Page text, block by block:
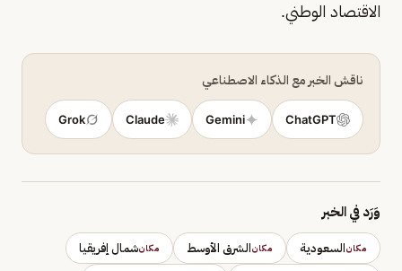
الاقتصاد الوطني.
ناقش الخبر مع الذكاء الاصطناعي
ChatGPT
Gemini
Claude
Grok
وَرَد في الخبر
مكانالسعودية مكانالشرق الأوسط مكانشمال إفريقيا